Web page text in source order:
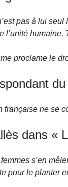
pas à lui
l’unité
proclame le
française ne se
dans «
s’en
pour le planter